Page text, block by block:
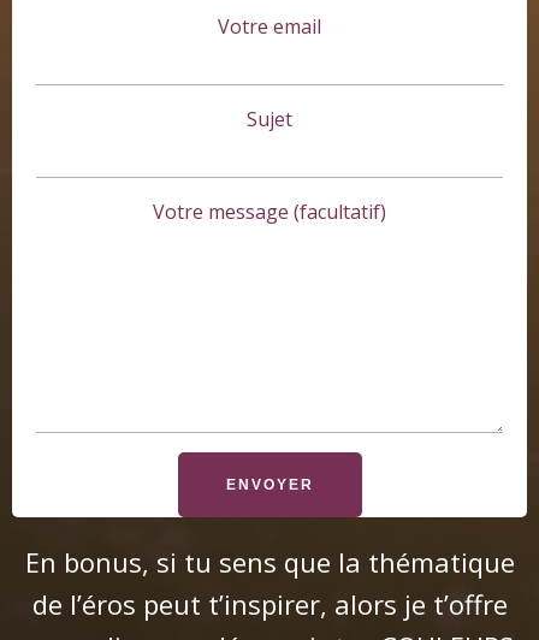
Votre email
Sujet
Votre message (facultatif)
En bonus, si tu sens que la thématique
de l’éros peut t’inspirer, alors je t’offre